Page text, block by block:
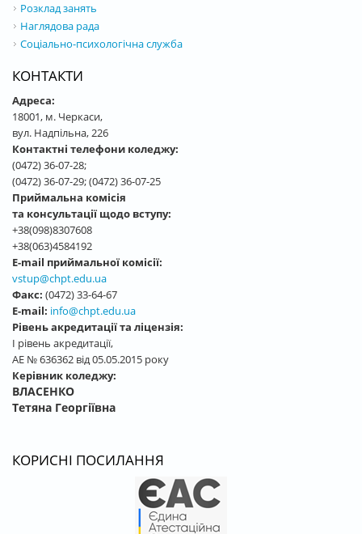
Розклад занять
Наглядова рада
Соціально-психологічна служба
КОНТАКТИ
Адреса:
18001, м. Черкаси,
вул. Надпільна, 226
Контактні телефони коледжу:
(0472) 36-07-28;
(0472) 36-07-29; (0472) 36-07-25
Приймальна комісія
та консультації щодо вступу:
+38(098)8307608
+38(063)4584192
E-mail приймальної комісії:
vstup@chpt.edu.ua
Факс: (0472) 33-64-67
E-mail: info@chpt.edu.ua
Рівень акредитації та ліцензія:
І рівень акредитації,
АЕ № 636362 від 05.05.2015 року
Керівник коледжу:
ВЛАСЕНКО
Тетяна Георгіївна
КОРИСНІ ПОСИЛАННЯ